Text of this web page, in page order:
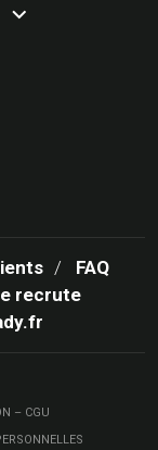
FAQ
recrute
– CGU